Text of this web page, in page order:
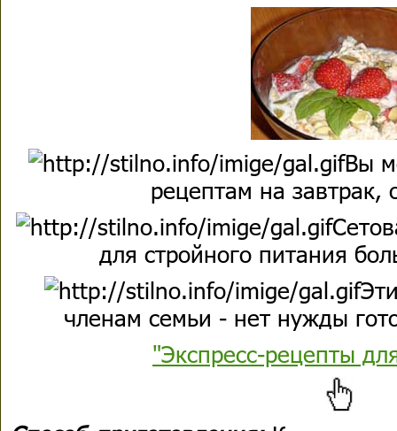
Вы
рецептам на завтрак,
для стройного питания
членам семьи - нет нужды
"Экспресс-рецепты